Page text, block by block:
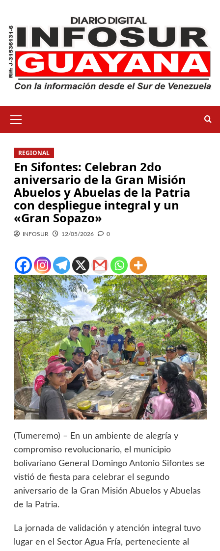
REGIONAL
En Sifontes: Celebran 2do
aniversario de la Gran Misión
Abuelos y Abuelas de la Patria
con despliegue integral y un
«Gran Sopazo»
INFOSUR 12/05/2026 0
(Tumeremo) – En un ambiente de alegría y
compromiso revolucionario, el municipio
bolivariano General Domingo Antonio Sifontes se
vistió de fiesta para celebrar el segundo
aniversario de la Gran Misión Abuelos y Abuelas
de la Patria.
La jornada de validación y atención integral tuvo
lugar en el Sector Agua Fría, perteneciente al